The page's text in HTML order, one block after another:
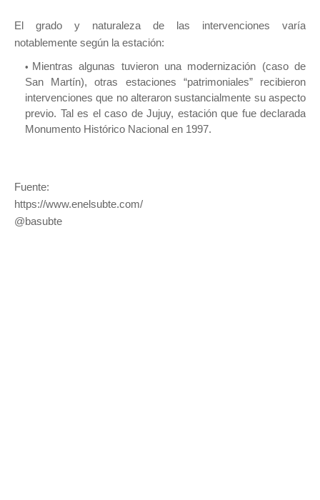
El grado y naturaleza de las intervenciones varía
notablemente según la estación:
Mientras algunas tuvieron una modernización (caso de
San Martín), otras estaciones “patrimoniales” recibieron
intervenciones que no alteraron sustancialmente su aspecto
previo. Tal es el caso de Jujuy, estación que fue declarada
Monumento Histórico Nacional en 1997.
Fuente:
https://www.enelsubte.com/
@basubte